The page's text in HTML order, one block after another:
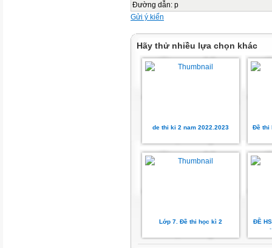
Đường dẫn: p
Gửi ý kiến
Hãy thử nhiều lựa chọn khác
de thi ki 2 nam 2022.2023 Đề thi
Lớp 7. Đề thi học kì 2
ĐỀ